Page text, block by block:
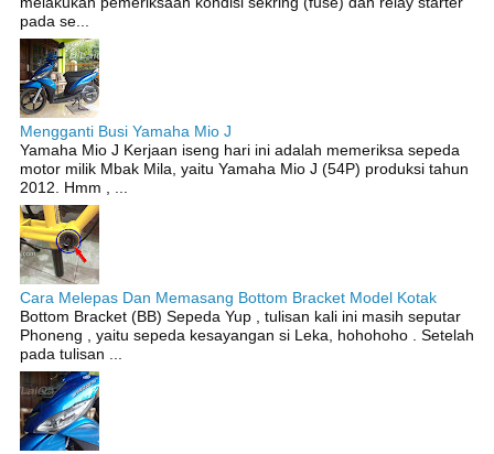
pada se...
Mengganti Busi Yamaha Mio J
Yamaha Mio J Kerjaan iseng hari ini adalah memeriksa sepeda
motor milik Mbak Mila, yaitu Yamaha Mio J (54P) produksi tahun
2012. Hmm , ...
Cara Melepas Dan Memasang Bottom Bracket Model Kotak
Bottom Bracket (BB) Sepeda Yup , tulisan kali ini masih seputar
Phoneng , yaitu sepeda kesayangan si Leka, hohohoho . Setelah
pada tulisan ...